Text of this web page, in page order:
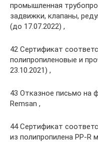
промышленная
задвижки, клапаны,
(до 17.07.2022) ,
42 Сертификат
полипропиленовые и
23.10.2021) ,
43 Отказное письмо на
Remsan ,
44 Сертификат
из полипропилена PP-